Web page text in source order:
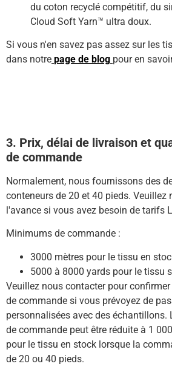
du coton recyclé compétitif, du
Cloud Soft Yarn™ ultra doux.
Si vous n'en savez pas assez sur les
dans notre page de blog pour en
3. Prix, délai de livraison et
de commande
Normalement, nous fournissons des
conteneurs de 20 et 40 pieds. Veuillez
l'avance si vous avez besoin de tarifs
Minimums de commande :
3000 mètres pour le tissu en
5000 à 8000 yards pour le tissu
Veuillez nous contacter pour
de commande si vous prévoyez de
personnalisées avec des échantillons.
de commande peut être réduite à 1
pour le tissu en stock lorsque la
de 20 ou 40 pieds.